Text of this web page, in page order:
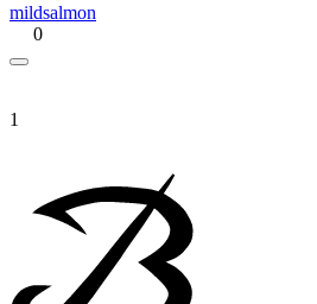
mildsalmon
0
1